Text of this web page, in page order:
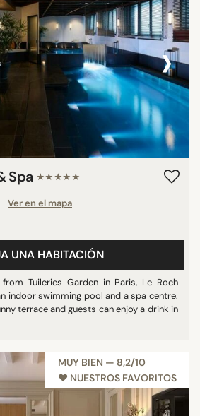
›
Spa ★★★★★
Ver en el mapa
UNA HABITACIÓN
Tuileries Garden in Paris, Le Roch
indoor swimming pool and a spa centre.
terrace and guests can enjoy a drink in
MUY BIEN — 8,2/10
♥︎ NUESTROS FAVORITOS